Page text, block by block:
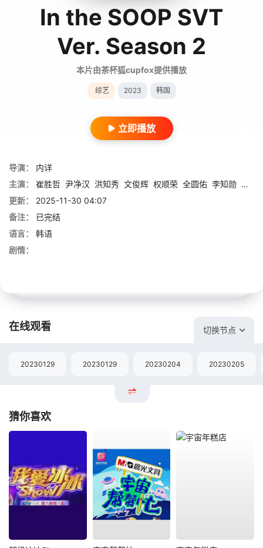
In the SOOP SVT
Ver. Season 2
本片由茶杯狐cupfox提供播放
综艺 2023 韩国
立即播放
导演：
内详
主演：
崔胜哲 尹净汉 洪知秀 文俊辉 权顺荣 全圆佑 李知勋 李硕
更新：
2025-11-30 04:07
备注：
已完结
语言：
韩语
剧情：
在线观看 切换节点
20230129 20230129 20230204 20230205
猜你喜欢